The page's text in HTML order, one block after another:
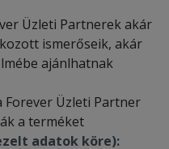
Üzleti Partnerek akár
ismerőseik, akár
ajánlhatnak
Forever Üzleti Partner
a terméket
adatok köre):